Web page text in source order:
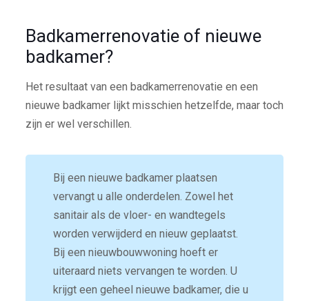
Badkamerrenovatie of nieuwe
badkamer?
Het resultaat van een badkamerrenovatie en een
nieuwe badkamer lijkt misschien hetzelfde, maar toch
zijn er wel verschillen.
Bij een nieuwe badkamer plaatsen
vervangt u alle onderdelen. Zowel het
sanitair als de vloer- en wandtegels
worden verwijderd en nieuw geplaatst.
Bij een nieuwbouwwoning hoeft er
uiteraard niets vervangen te worden. U
krijgt een geheel nieuwe badkamer, die u